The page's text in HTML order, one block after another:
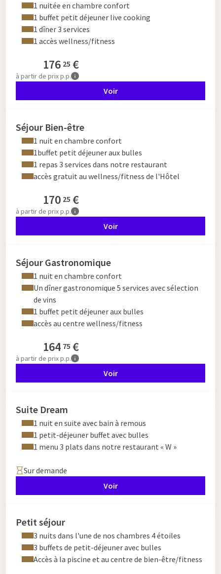
1 nuitée en chambre confort
1 buffet petit déjeuner live cooking
1 dîner 3 services
1 accès wellness/fitness
176 25 €
à partir de prix p.p.
Voir
Séjour Bien-être
1 nuit en chambre confort
1buffet petit déjeuner aux bulles
1 repas 3 services dans notre restaurant
accès gratuit au wellness/fitness de l'Hôtel
170 25 €
à partir de prix p.p.
Voir
Séjour Gastronomique
1 nuit en chambre confort
Un dîner gastronomique 5 services avec sélection
de vins
1 buffet petit déjeuner aux bulles
accès au centre wellness/fitness
164 75 €
à partir de prix p.p.
Voir
Suite Dream
1 nuit en suite avec bain à remous
1 petit-déjeuner buffet avec bulles
1 menu 3 plats dans notre restaurant « W »
Sur demande
Voir
Petit séjour
3 nuits dans l'une de nos chambres 4 étoiles
3 buffets de petit-déjeuner avec bulles
Accès à la piscine et au centre de bien-être/fitness